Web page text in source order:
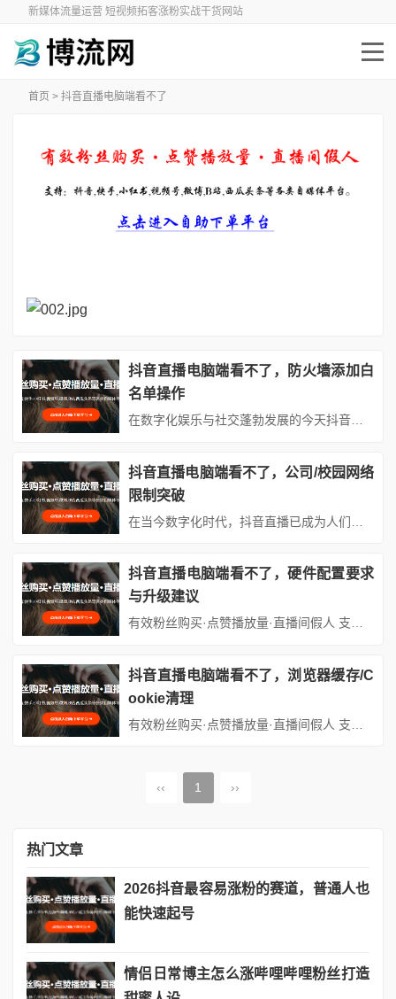
新媒体流量运营 短视频拓客涨粉实战干货网站
首页 > 抖音直播电脑端看不了
抖音直播电脑端看不了，防火墙添加白
名单操作
在数字化娱乐与社交蓬勃发展的今天抖音直播电脑端看不了，防火墙添加白名单操作，抖音直播凭借其丰富多样的内容和便捷的互动方式，成为了众多用户获取信息、娱乐消遣的重要平台。然而，不少用户在电脑端观看抖音直播时，却遭遇了无法正常观看的困扰，其中防火墙设置不当是较为常见的原因之一。本文将深入剖析这一问题，并详细介绍如何在电脑端为抖音直播相关程序添加防火墙白名单，帮助大家顺利畅享直播乐趣。---#...
抖音直播电脑端看不了，公司/校园网络
限制突破
抖音直播电脑端看不了，硬件配置要求
与升级建议
有效粉丝购买·点赞播放量·直播间假人 支持：抖音,快手,小红书,视频号,微博,B站,西瓜头条等各类自媒体平台。自助平台： vip.fen168.com 在数字娱乐与社交互动深度融合的当下抖音直播电脑端看不了，硬件配置要求与升级建议，抖音直播凭借其丰富的内容和强大的互动性，已成为众多用户获取信息、娱乐消遣的重要平台。然而，不少用户在电脑端观看抖音直播时，遭遇了画面卡顿、...
抖音直播电脑端看不了，浏览器缓存/C
ookie清理
‹‹ 1 ››
热门文章
2026抖音最容易涨粉的赛道，普通人也
能快速起号
情侣日常博主怎么涨哔哩哔哩粉丝打造